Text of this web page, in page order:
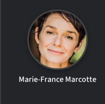
Marie-France Marcotte